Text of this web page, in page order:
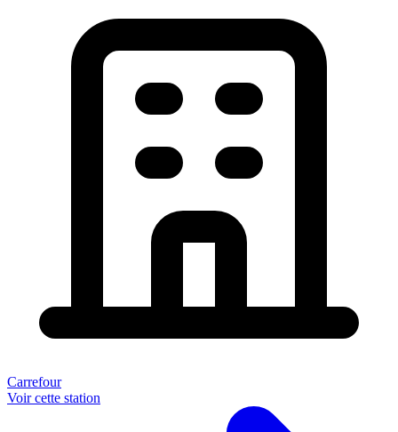
Carrefour
Voir cette station